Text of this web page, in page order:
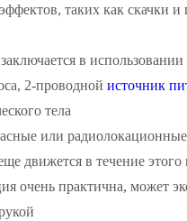
таких как скачки
в
2-проводной источник
тела
или
движется в течение
очень практична, может